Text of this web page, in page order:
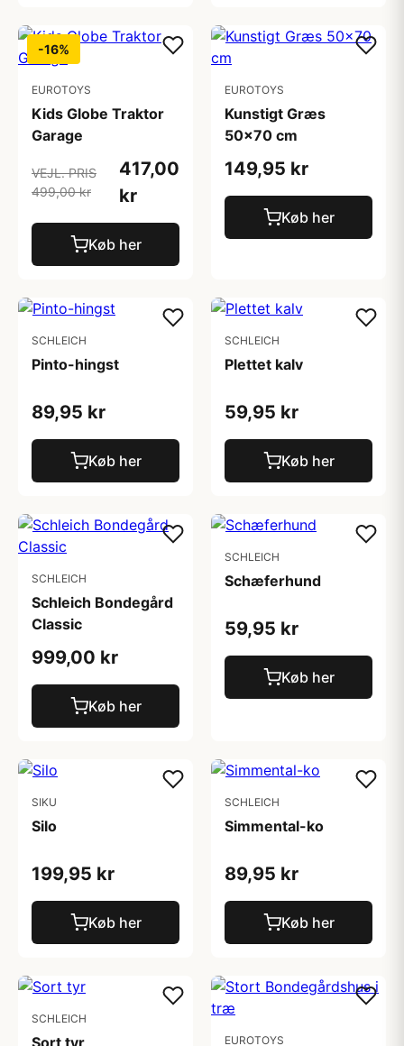
-16%
EUROTOYS
Kids Globe Traktor
Garage
VEJL. PRIS
499,00 kr
417,00
kr
Køb her
EUROTOYS
Kunstigt Græs
50x70 cm
149,95 kr
Køb her
SCHLEICH
Pinto-hingst
89,95 kr
Køb her
SCHLEICH
Plettet kalv
59,95 kr
Køb her
SCHLEICH
Schleich Bondegård
Classic
999,00 kr
Køb her
SCHLEICH
Schæferhund
59,95 kr
Køb her
SIKU
Silo
199,95 kr
Køb her
SCHLEICH
Simmental-ko
89,95 kr
Køb her
SCHLEICH
Sort tyr EUROTOYS